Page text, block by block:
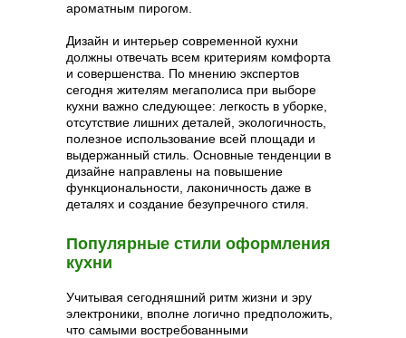
ароматным пирогом.
Дизайн и интерьер современной кухни
должны отвечать всем критериям комфорта
и совершенства. По мнению экспертов
сегодня жителям мегаполиса при выборе
кухни важно следующее: легкость в уборке,
отсутствие лишних деталей, экологичность,
полезное использование всей площади и
выдержанный стиль. Основные тенденции в
дизайне направлены на повышение
функциональности, лаконичность даже в
деталях и создание безупречного стиля.
Популярные стили оформления
кухни
Учитывая сегодняшний ритм жизни и эру
электроники, вполне логично предположить,
что самыми востребованными